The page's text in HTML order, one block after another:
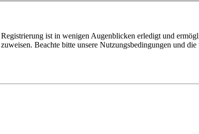
ist in wenigen Augenblicken erledigt und
Beachte bitte unsere Nutzungsbedingungen und